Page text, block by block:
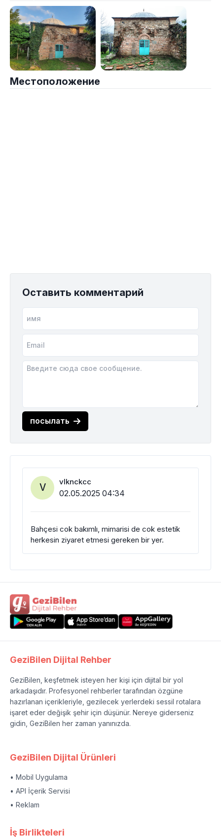
Местоположение
Оставить комментарий
посылать
V vlknckcc
02.05.2025 04:34
Bahçesi cok bakımlı, mimarisi de cok estetik
herkesin ziyaret etmesi gereken bir yer.
GeziBilen Dijital Rehber
GeziBilen, keşfetmek isteyen her kişi için dijital bir yol
arkadaşıdır. Profesyonel rehberler tarafından özgüne
hazırlanan içerikleriyle, gezilecek yerlerdeki sessil rotalara
işaret eder değişik şehir için düşünür. Nereye giderseniz
gidin, GeziBilen her zaman yanınızda.
GeziBilen Dijital Ürünleri
• Mobil Uygulama
• API İçerik Servisi
• Reklam
İş Birlikteleri